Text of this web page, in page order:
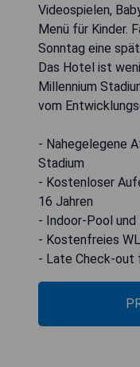
Videospielen,
Menü für Kinder.
Sonntag eine
Das Hotel ist
Millennium
vom
- Nahegelegene
Stadium
- Kostenloser
16 Jahren
- Indoor-Pool
- Kostenfreies
- Late Check-out